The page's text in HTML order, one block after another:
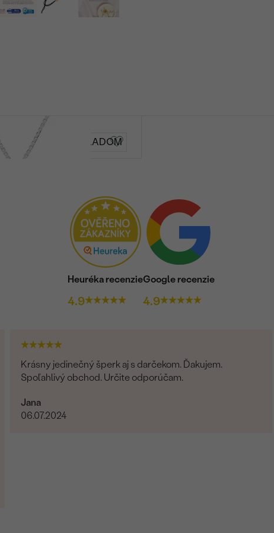
SKLADOM
Heuréka recenzie
4.9
Google recenzie
4.9
Krásny jedinečný šperk aj s darčekom. Ďakujem.
Spoľahlivý obchod. Určite odporúčam.
Jana
06.07.2024